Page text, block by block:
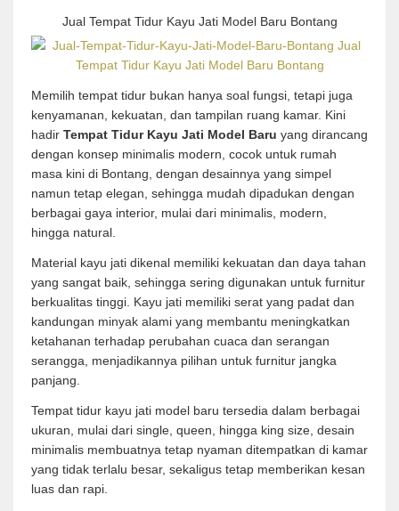
Jual Tempat Tidur Kayu Jati Model Baru Bontang
Memilih tempat tidur bukan hanya soal fungsi, tetapi juga
kenyamanan, kekuatan, dan tampilan ruang kamar. Kini
hadir Tempat Tidur Kayu Jati Model Baru yang dirancang
dengan konsep minimalis modern, cocok untuk rumah
masa kini di Bontang, dengan desainnya yang simpel
namun tetap elegan, sehingga mudah dipadukan dengan
berbagai gaya interior, mulai dari minimalis, modern,
hingga natural.
Material kayu jati dikenal memiliki kekuatan dan daya tahan
yang sangat baik, sehingga sering digunakan untuk furnitur
berkualitas tinggi. Kayu jati memiliki serat yang padat dan
kandungan minyak alami yang membantu meningkatkan
ketahanan terhadap perubahan cuaca dan serangan
serangga, menjadikannya pilihan untuk furnitur jangka
panjang.
Tempat tidur kayu jati model baru tersedia dalam berbagai
ukuran, mulai dari single, queen, hingga king size, desain
minimalis membuatnya tetap nyaman ditempatkan di kamar
yang tidak terlalu besar, sekaligus tetap memberikan kesan
luas dan rapi.